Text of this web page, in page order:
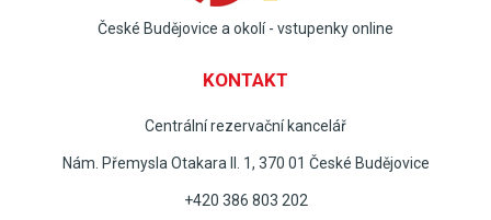
České Budějovice a okolí - vstupenky online
KONTAKT
Centrální rezervační kancelář
Nám. Přemysla Otakara II. 1, 370 01 České Budějovice
+420 386 803 202